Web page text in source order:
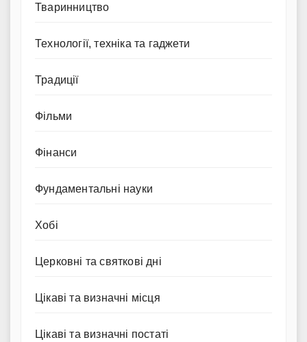
Тваринництво
Технології, техніка та гаджети
Традиції
Фільми
Фінанси
Фундаментальні науки
Хобі
Церковні та святкові дні
Цікаві та визначні місця
Цікаві та визначні постаті